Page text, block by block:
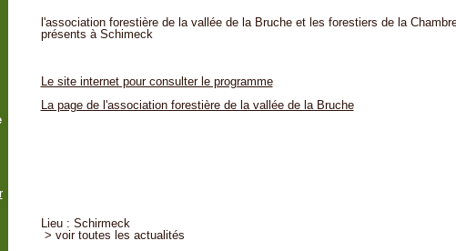
l'association forestière de la vallée de la Bruche et les forestiers de la
présents à Schimeck
Le site internet pour consulter le programme
La page de l'association forestière de la vallée de la Bruche
Lieu : Schirmeck
> voir toutes les actualités